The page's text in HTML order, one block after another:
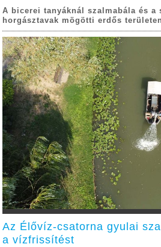
A bicerei tanyáknál szalmabála és
horgásztavak mögötti erdős
Az Élővíz-csatorna gyulai
a vízfrissítést